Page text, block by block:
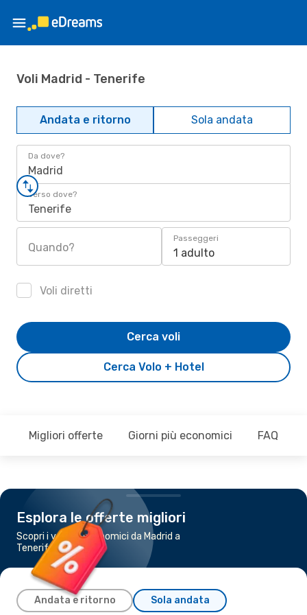
Voli Madrid - Tenerife
Andata e ritorno Sola andata
Da dove?
Madrid
Verso dove?
Tenerife
Quando?
Passeggeri
1 adulto
Voli diretti
Cerca Volo + Hotel
Cerca voli
Migliori offerte Giorni più economici FAQ
Esplora le offerte migliori
Scopri i voli più economici da Madrid a
Tenerife
Andata e ritorno Sola andata